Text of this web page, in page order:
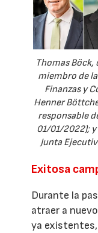
Thomas
miembro de
Finanzas y
Henner
responsable
01/01/2022);
Junta
Exitosa
Durante la
atraer a
ya